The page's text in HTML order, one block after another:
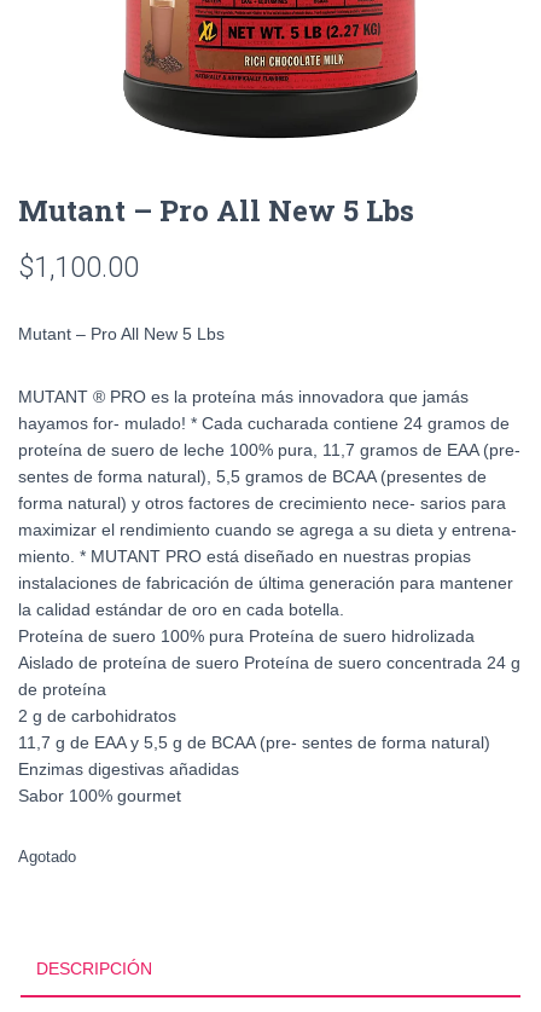
Mutant – Pro All New 5 Lbs
$1,100.00
Mutant – Pro All New 5 Lbs
MUTANT ® PRO es la proteína más innovadora que jamás
hayamos for- mulado! * Cada cucharada contiene 24 gramos de
proteína de suero de leche 100% pura, 11,7 gramos de EAA (pre-
sentes de forma natural), 5,5 gramos de BCAA (presentes de
forma natural) y otros factores de crecimiento nece- sarios para
maximizar el rendimiento cuando se agrega a su dieta y entrena-
miento. * MUTANT PRO está diseñado en nuestras propias
instalaciones de fabricación de última generación para mantener
la calidad estándar de oro en cada botella.
Proteína de suero 100% pura Proteína de suero hidrolizada
Aislado de proteína de suero Proteína de suero concentrada 24 g
de proteína
2 g de carbohidratos
11,7 g de EAA y 5,5 g de BCAA (pre- sentes de forma natural)
Enzimas digestivas añadidas
Sabor 100% gourmet
Agotado
DESCRIPCIÓN